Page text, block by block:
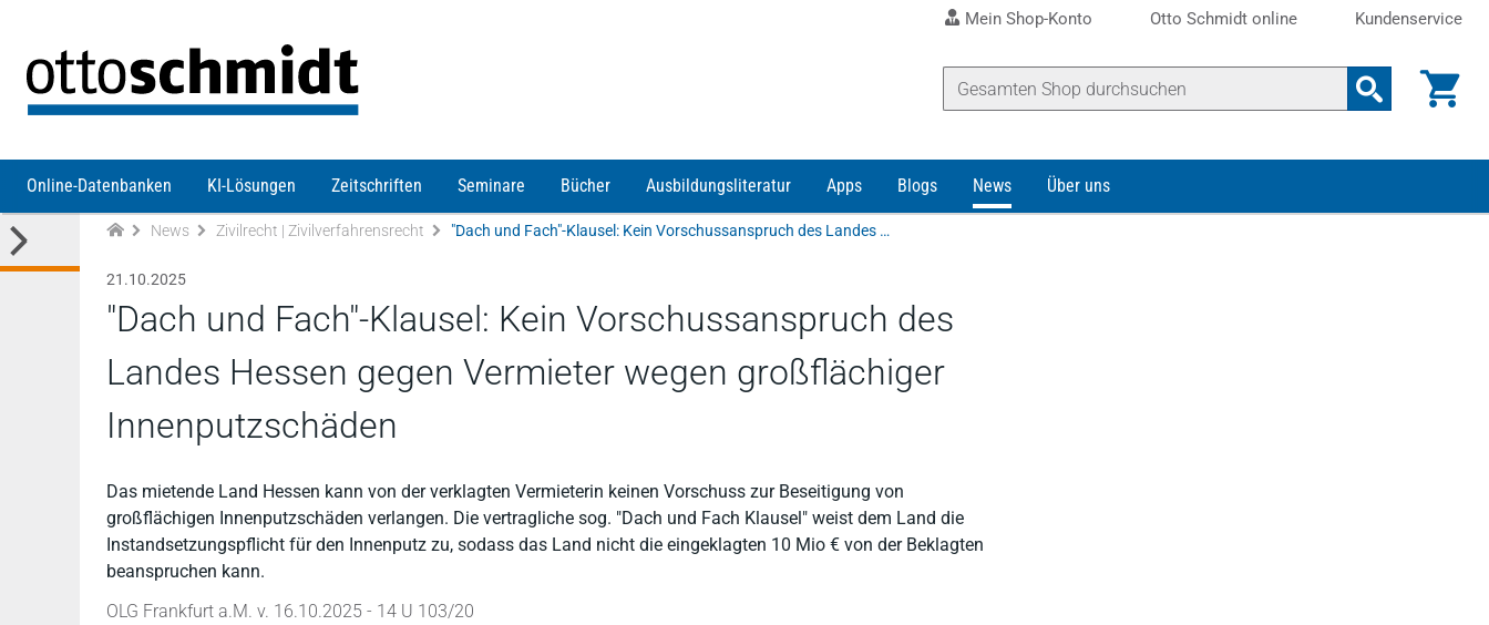
Mein Shop-Konto Otto Schmidt online Kundenservice
Online-Datenbanken KI-Lösungen Zeitschriften Seminare Bücher Ausbildungsliteratur Apps Blogs News Über uns
News Zivilrecht | Zivilverfahrensrecht "Dach und Fach"-Klausel: Kein Vorschussanspruch des Landes Hessen gegen Vermieter wegen großflächiger Innenputzschäden
21.10.2025
"Dach und Fach"-Klausel: Kein Vorschussanspruch des
Landes Hessen gegen Vermieter wegen großflächiger
Innenputzschäden
Das mietende Land Hessen kann von der verklagten Vermieterin keinen Vorschuss zur Beseitigung von
großflächigen Innenputzschäden verlangen. Die vertragliche sog. "Dach und Fach Klausel" weist dem Land die
Instandsetzungspflicht für den Innenputz zu, sodass das Land nicht die eingeklagten 10 Mio € von der Beklagten
beanspruchen kann.
OLG Frankfurt a.M. v. 16.10.2025 - 14 U 103/20